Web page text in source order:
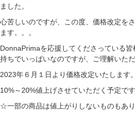
ました。
心苦しいのですが、この度、価格改定を
ます。。。
DonnaPrimaを応援してくださっている
持ちでいっぱいなのですが、ご理解いた
2023年６月１日より価格改定いたします。
10%～20%値上げさせていただく予定で
☆一部の商品は値上がりしないものもあ